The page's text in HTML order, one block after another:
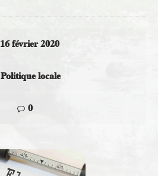
16 février 2020
Politique locale
0